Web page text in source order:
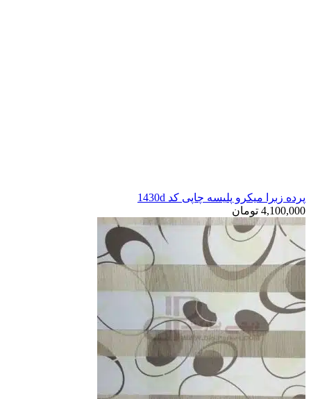
پرده زبرا میکرو پلیسه چاپی کد 1430d
4,100,000 تومان